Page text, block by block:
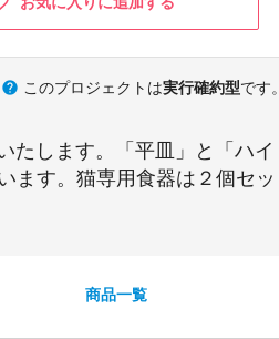
help このプロジェクトは実行確約型です。
たします。「平皿」と「ハイ
ます。猫専用食器は２個セッ
商品一覧